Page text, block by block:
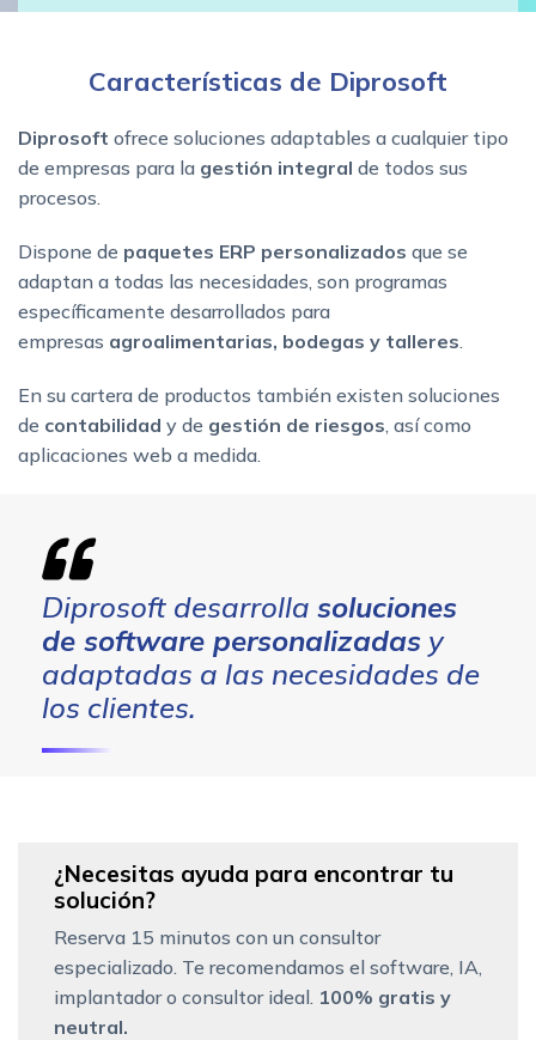
Características de Diprosoft
Diprosoft ofrece soluciones adaptables a cualquier tipo
de empresas para la gestión integral de todos sus
procesos.
Dispone de paquetes ERP personalizados que se
adaptan a todas las necesidades, son programas
específicamente desarrollados para
empresas agroalimentarias, bodegas y talleres
En su cartera de productos también existen soluciones
de contabilidad y de gestión de riesgos , así como
aplicaciones web a medida.
Diprosoft desarrolla soluciones
de software personalizadas y
adaptadas a las necesidades de
los clientes.
¿Necesitas ayuda para encontrar tu
solución?
Reserva 15 minutos con un consultor
especializado. Te recomendamos el software, IA,
implantador o consultor ideal. 100% gratis y
neutral.